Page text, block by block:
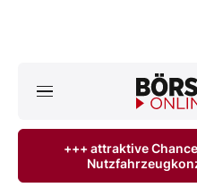
ktuelle Ausgabe
+++ attraktive